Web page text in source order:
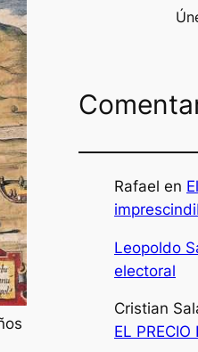
Rafael en
Leopoldo
electoral
Cristian
EL PRECIO